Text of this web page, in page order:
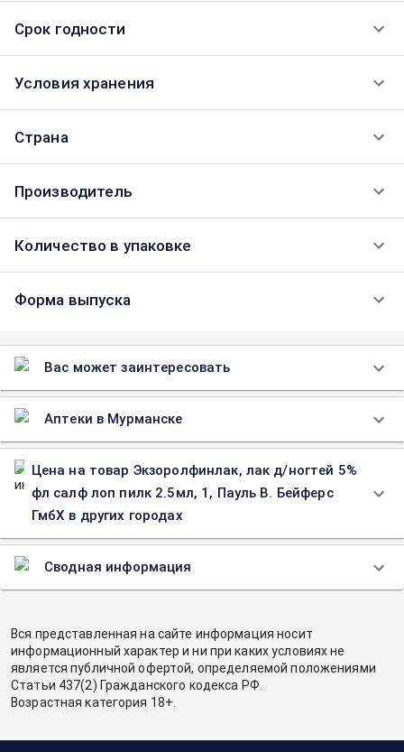
Срок годности
Условия хранения
Страна
Производитель
Количество в упаковке
Форма выпуска
Вас может заинтересовать
Аптеки в Мурманске
Цена на товар Экзоролфинлак, лак д/ногтей 5%
фл салф лоп пилк 2.5мл, 1, Пауль В. Бейферс
ГмбХ в других городах
Сводная информация
Вся представленная на сайте информация носит
информационный характер и ни при каких условиях не
является публичной офертой, определяемой положениями
Статьи 437(2) Гражданского кодекса РФ.
Возрастная категория 18+.